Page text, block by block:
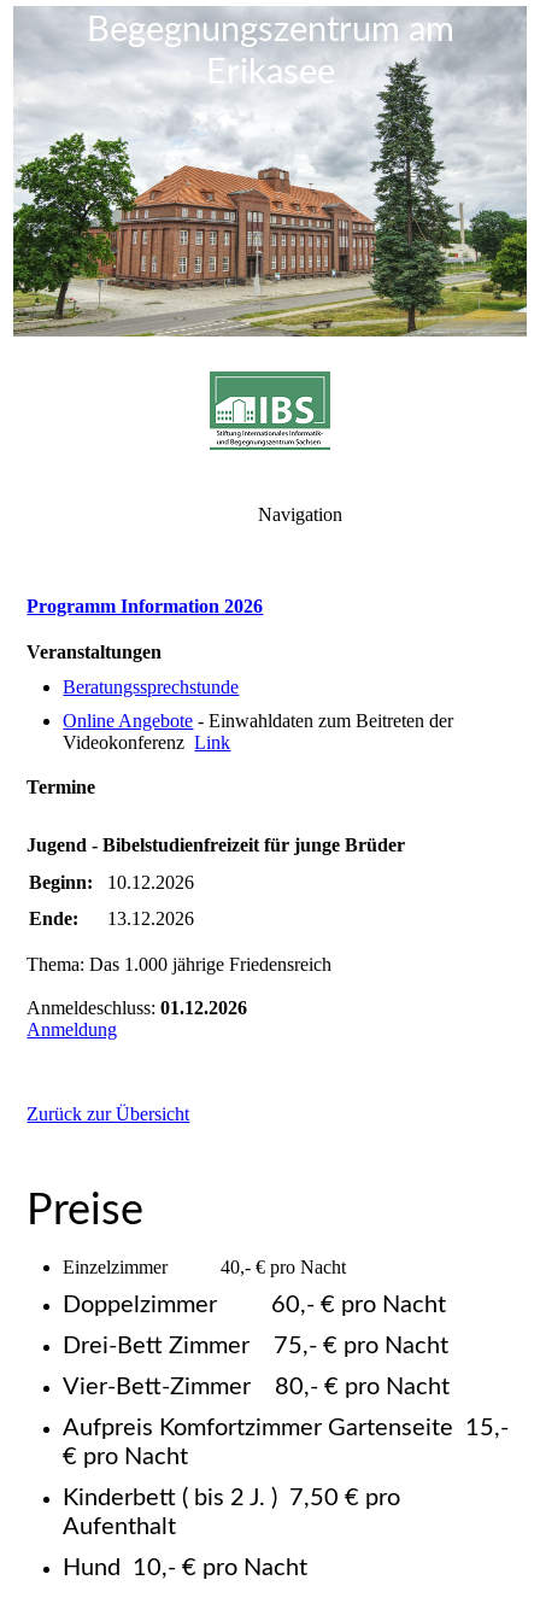
Begegnungszentrum am
Erikasee
Navigation
Programm Information 2026
Veranstaltungen
Beratungssprechstunde
Online Angebote - Einwahldaten zum Beitreten der
VideokonferenzLink
Termine
Jugend - Bibelstudienfreizeit für junge Brüder
Beginn:
10.12.2026
Ende:
13.12.2026
Thema: Das 1.000 jährige Friedensreich
Anmeldeschluss:01.12.2026
Anmeldung
Zurück zur Übersicht
Preise
Einzelzimmer 40,- € pro Nacht
Doppelzimmer 60,- € pro Nacht
Drei-Bett Zimmer 75,- € pro Nacht
Vier-Bett-Zimmer 80,- € pro Nacht
Aufpreis Komfortzimmer Gartenseite 15,-
€ pro Nacht
Kinderbett ( bis 2 J. ) 7,50 € pro
Aufenthalt
Hund 10,- € pro Nacht